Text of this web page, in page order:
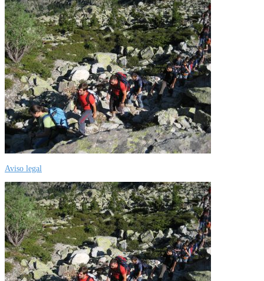
Aviso legal